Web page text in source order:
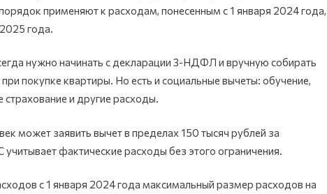
применяют к расходам, понесенным с 1 января 2024 года,
года.
нужно начинать с декларации 3-НДФЛ и вручную собирать
покупке квартиры. Но есть и социальные вычеты: обучение,
страхование и другие расходы.
может заявить вычет в пределах 150 тысяч рублей за
фактические расходы без этого ограничения.
с 1 января 2024 года максимальный размер расходов на